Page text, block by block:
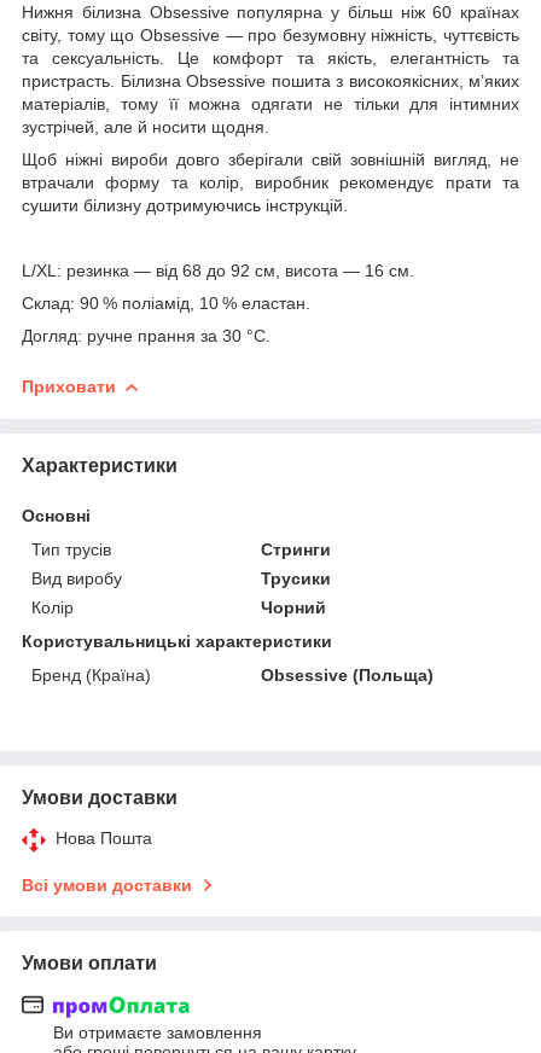
Нижня білизна Obsessive популярна у більш ніж 60 країнах
світу, тому що Obsessive — про безумовну ніжність, чуттєвість
та сексуальність. Це комфорт та якість, елегантність та
пристрасть. Білизна Obsessive пошита з високоякісних, м’яких
матеріалів, тому її можна одягати не тільки для інтимних
зустрічей, але й носити щодня.
Щоб ніжні вироби довго зберігали свій зовнішній вигляд, не
втрачали форму та колір, виробник рекомендує прати та
сушити білизну дотримуючись інструкцій.
L/XL: резинка — від 68 до 92 см, висота — 16 см.
Склад: 90 % поліамід, 10 % еластан.
Догляд: ручне прання за 30 °C.
Приховати
Характеристики
Основні
Тип трусів
Стринги
Вид виробу
Трусики
Колір
Чорний
Користувальницькі характеристики
Бренд (Країна)
Obsessive (Польща)
Умови доставки
Нова Пошта
Всі умови доставки
Умови оплати
Ви отримаєте замовлення